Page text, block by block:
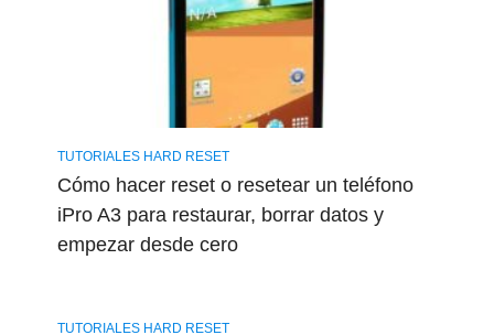
TUTORIALES HARD RESET
Cómo hacer reset o resetear un teléfono
iPro A3 para restaurar, borrar datos y
empezar desde cero
TUTORIALES HARD RESET